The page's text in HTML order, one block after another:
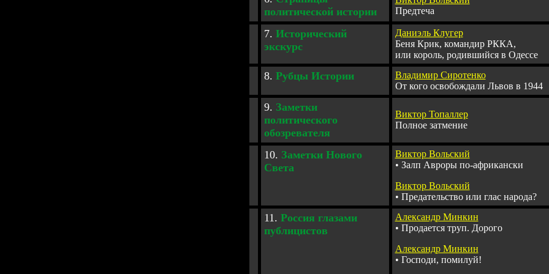
политической истории
Предтеча
7. Исторический
экскурс
Даниэль Клугер
Беня Крик, командир РККА,
или король, родившийся в Одессе
8. Рубцы Истории
Владимир Сиротенко
От кого освобождали Львов в 1944
9. Заметки
политического
обозревателя
Виктор Топаллер
Полное затмение
10. Заметки Нового
Света
Виктор Вольский
• Залп Авроры по-африкански
Виктор Вольский
• Предательство или глас народа?
11. Россия глазами
публицистов
Александр Минкин
• Продается труп. Дорого
Александр Минкин
• Господи, помилуй!